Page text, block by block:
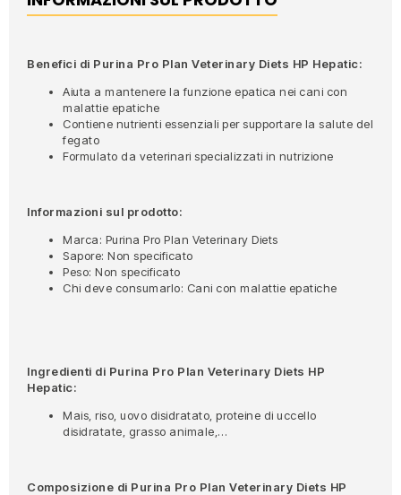
Benefici di Purina Pro Plan Veterinary Diets HP Hepatic:
Aiuta a mantenere la funzione epatica nei cani con
malattie epatiche
Contiene nutrienti essenziali per supportare la salute del
fegato
Formulato da veterinari specializzati in nutrizione
Informazioni sul prodotto:
Marca: Purina Pro Plan Veterinary Diets
Sapore: Non specificato
Peso: Non specificato
Chi deve consumarlo: Cani con malattie epatiche
Ingredienti di Purina Pro Plan Veterinary Diets HP
Hepatic:
Mais, riso, uovo disidratato, proteine di uccello
disidratate, grasso animale,…
Composizione di Purina Pro Plan Veterinary Diets HP